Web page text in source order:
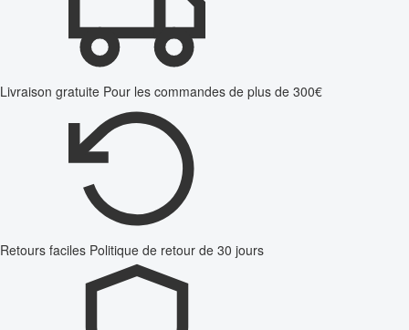
Livraison gratuite Pour les commandes de plus de 300€
Retours faciles Politique de retour de 30 jours